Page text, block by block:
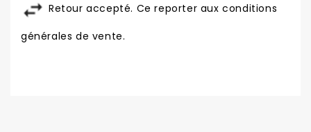
Retour accepté. Ce reporter aux conditions
générales de vente.